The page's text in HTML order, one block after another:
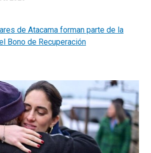
de Atacama forman parte de la
Bono de Recuperación